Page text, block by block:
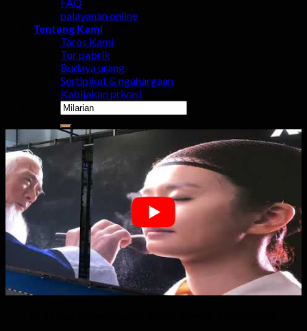
palayanan online
Tentang Kami
Taros Kami
Tur pabrik
Budaya urang
Sertipikat & ngahargaan
Kabijakan privasi
Milarian
pikeun:
0
Gorobag
Henteu aya produk dina karancang.